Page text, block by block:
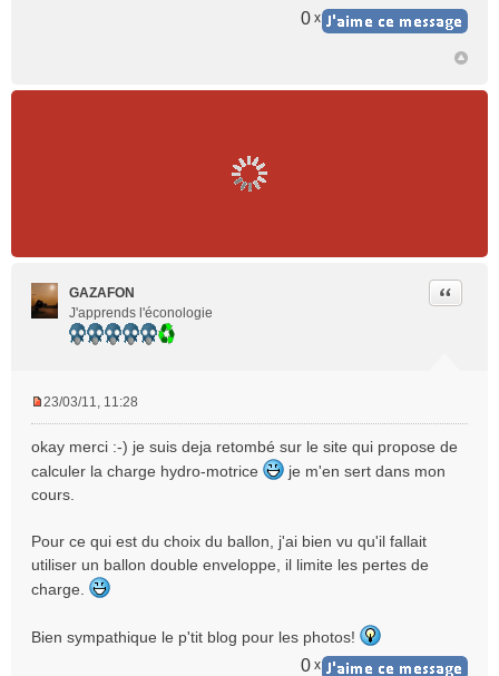
0 x
GAZAFON
J'apprends l'éconologie
Citer
s
s
a
e
n
n
u
23/03/11, 11:28
okay merci :-) je suis deja retombé sur le site qui propose de
calculer la charge hydro-motrice
je m'en sert dans mon
cours.
Pour ce qui est du choix du ballon, j'ai bien vu qu'il fallait
utiliser un ballon double enveloppe, il limite les pertes de
charge.
Bien sympathique le p'tit blog pour les photos!
0 x